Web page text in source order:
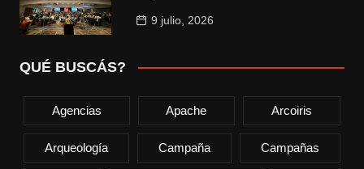
9 julio, 2026
QUÉ BUSCÁS?
Agencias Apache Arcoiris
Arqueología Campaña Campañas